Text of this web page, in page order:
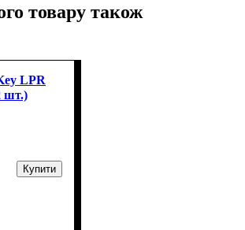
товару також
LPR
шт.)
Купити